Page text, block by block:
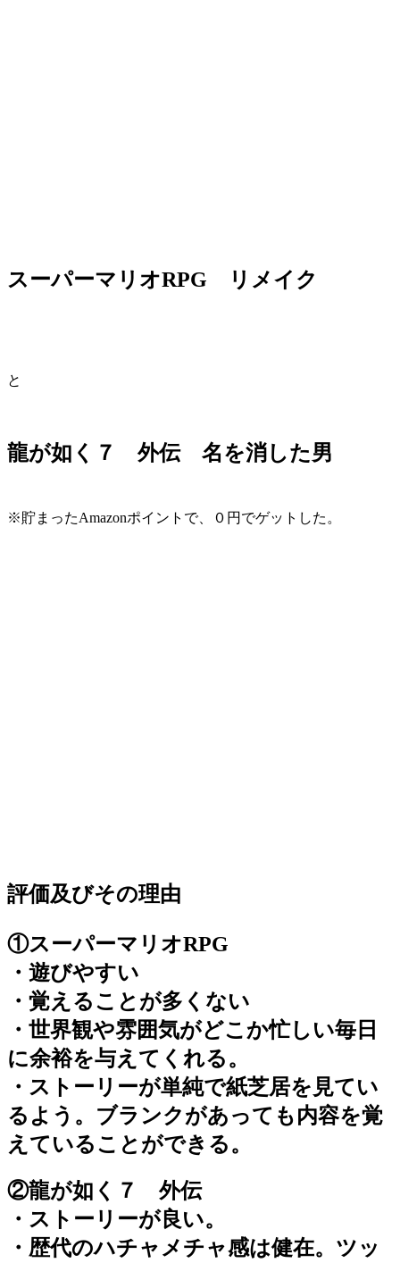
スーパーマリオRPG リメイク
と
龍が如く７ 外伝 名を消した男
※貯まったAmazonポイントで、０円でゲットした。
評価及びその理由
①スーパーマリオRPG
・遊びやすい
・覚えることが多くない
・世界観や雰囲気がどこか忙しい毎日
に余裕を与えてくれる。
・ストーリーが単純で紙芝居を見てい
るよう。ブランクがあっても内容を覚
えていることができる。
②龍が如く７ 外伝
・ストーリーが良い。
・歴代のハチャメチャ感は健在。ツッ